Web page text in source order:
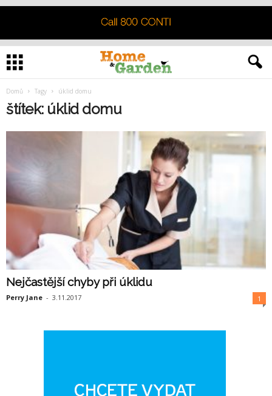
Domů Tagy úklid domu
štítek: úklid domu
Nejčastější chyby při úklidu
Perry Jane - 3.11.2017 1